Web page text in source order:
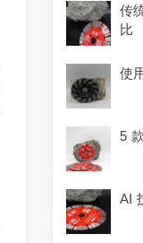
传
比
使
5
AI